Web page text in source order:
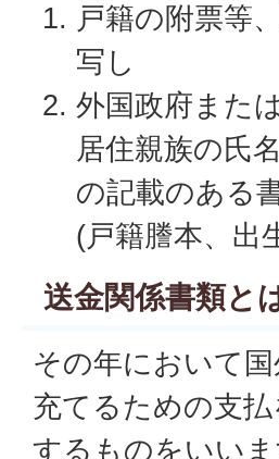
戸籍の附票等
写し
外国政府また
居住親族の氏
の記載のある
(戸籍謄本、出
送金関係書類と
その年において
充てるための支
するものをいいま